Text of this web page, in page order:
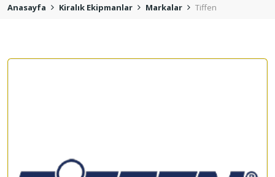
Anasayfa Kiralık Ekipmanlar Markalar Tiffen